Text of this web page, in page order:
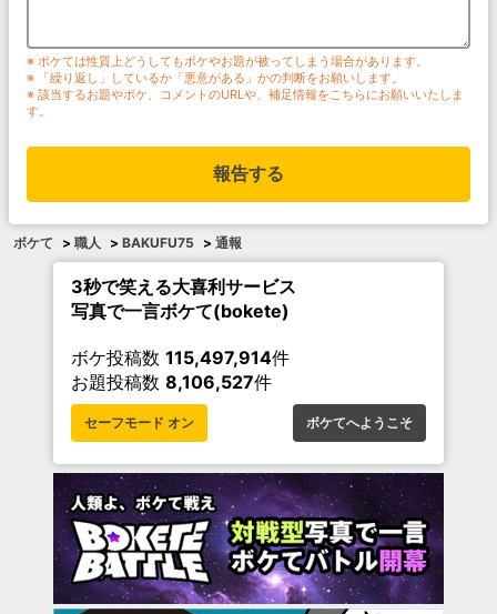
※ ボケては性質上どうしてもボケやお題が被ってしまう場合があります。
※ 「繰り返し」しているか「悪意がある」かの判断をお願いします。
※ 該当するお題やボケ、コメントのURLや、補足情報をこちらにお願いいたしま
す。
報告する
ボケて > 職人 > BAKUFU75 > 通報
3秒で笑える大喜利サービス
写真で一言ボケて(bokete)
ボケ投稿数 115,497,914件
お題投稿数 8,106,527件
セーフモード オン ボケてへようこそ